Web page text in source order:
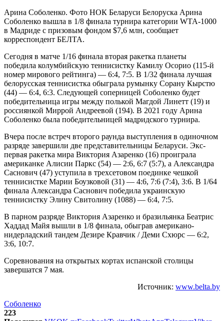
Арина Соболенко. Фото НОК Беларуси Белоруска Арина
Соболенко вышла в 1/8 финала турнира категории WTA-1000
в Мадриде с призовым фондом $7,6 млн, сообщает
корреспондент БЕЛТА.
Сегодня в матче 1/16 финала вторая ракетка планеты
победила колумбийскую теннисистку Камилу Осорио (115-й
номер мирового рейтинга) — 6:4, 7:5. В 1/32 финала лучшая
белорусская теннисистка обыграла румынку Сорану Кырстю
(44) — 6:4, 6:3. Следующей соперницей Соболенко будет
победительница игры между полькой Магдой Линетт (19) и
россиянкой Миррой Андреевой (194). В 2021 году Арина
Соболенко была победительницей мадридского турнира.
Вчера после встреч второго раунда выступления в одиночном
разряде завершили две представительницы Беларуси. Экс-
первая ракетка мира Виктория Азаренко (16) проиграла
американке Алисии Паркс (54) — 2:6, 6:7 (5:7), а Александра
Саснович (47) уступила в трехсетовом поединке чешкой
теннисистке Марии Боузковой (31) — 4:6, 7:6 (7:4), 3:6. В 1/64
финала Александра Саснович победила украинскую
теннисистку Элину Свитолину (1088) — 6:4, 7:5.
В парном разряде Виктория Азаренко и бразильянка Беатрис
Хаддад Майя вышли в 1/8 финала, обыграв американо-
нидерладский тандем Дезире Кравчик / Деми Схюрс — 6:2,
3:6, 10:7.
Соревнования на открытых кортах испанской столицы
завершатся 7 мая.
Источник: www.belta.by
Соболенко
223